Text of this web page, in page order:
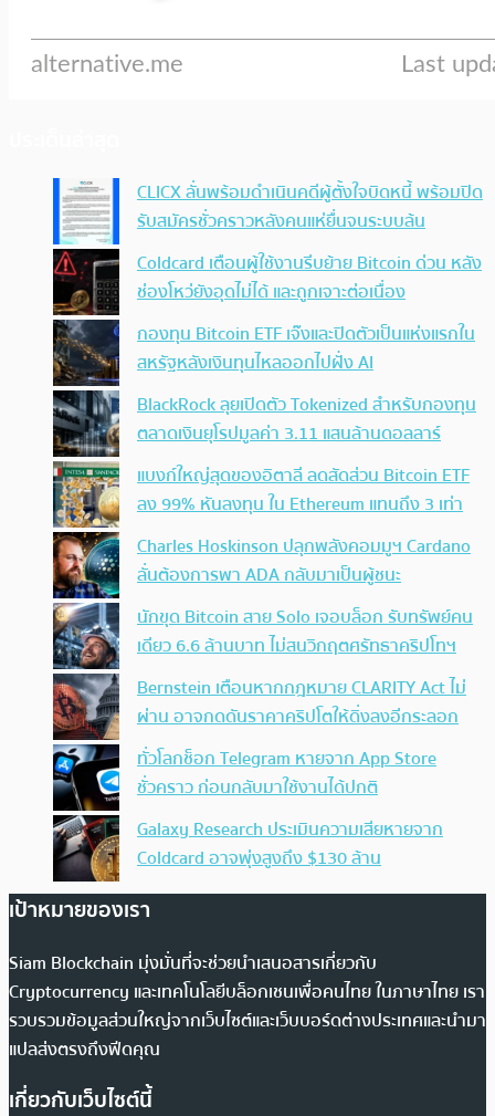
CLICX ลั่นพร้อมดำเนินคดีผู้ตั้งใจบิดหนี้ พร้อมปิด
รับสมัครชั่วคราวหลังคนแห่ยื่นจนระบบล้น
Coldcard เตือนผู้ใช้งานรีบย้าย Bitcoin ด่วน หลัง
ช่องโหว่ยังอุดไม่ได้ และถูกเจาะต่อเนื่อง
กองทุน Bitcoin ETF เจ๊งและปิดตัวเป็นแห่งแรกใน
สหรัฐหลังเงินทุนไหลออกไปฝั่ง AI
BlackRock ลุยเปิดตัว Tokenized สำหรับกองทุน
ตลาดเงินยุโรปมูลค่า 3.11 แสนล้านดอลลาร์
แบงก์ใหญ่สุดของอิตาลี ลดสัดส่วน Bitcoin ETF
ลง 99% หันลงทุน ใน Ethereum แทนถึง 3 เท่า
Charles Hoskinson ปลุกพลังคอมมูฯ Cardano
ลั่นต้องการพา ADA กลับมาเป็นผู้ชนะ
นักขุด Bitcoin สาย Solo เจอบล็อก รับทรัพย์คน
เดียว 6.6 ล้านบาท ไม่สนวิกฤตศรัทธาคริปโทฯ
Bernstein เตือนหากกฎหมาย CLARITY Act ไม่
ผ่าน อาจกดดันราคาคริปโตให้ดิ่งลงอีกระลอก
ทั่วโลกช็อก Telegram หายจาก App Store
ชั่วคราว ก่อนกลับมาใช้งานได้ปกติ
Galaxy Research ประเมินความเสียหายจาก
Coldcard อาจพุ่งสูงถึง $130 ล้าน
เป้าหมายของเรา
Siam Blockchain มุ่งมั่นที่จะช่วยนำเสนอสารเกี่ยวกับ
Cryptocurrency และเทคโนโลยีบล็อกเชนเพื่อคนไทย ในภาษาไทย เรา
รวบรวมข้อมูลส่วนใหญ่จากเว็บไซต์และเว็บบอร์ดต่างประเทศและนำมา
แปลส่งตรงถึงฟีดคุณ
เกี่ยวกับเว็บไซต์นี้